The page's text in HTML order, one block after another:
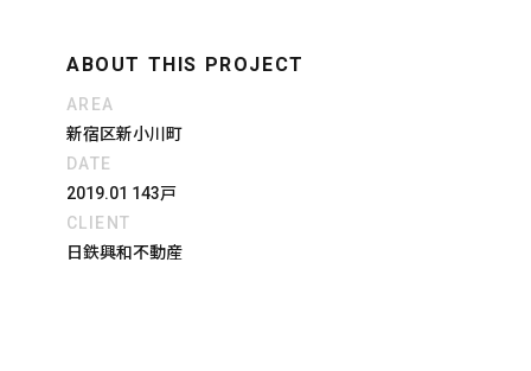
ABOUT THIS PROJECT
AREA
新宿区新小川町
DATE
2019.01 143戸
CLIENT
日鉄興和不動産